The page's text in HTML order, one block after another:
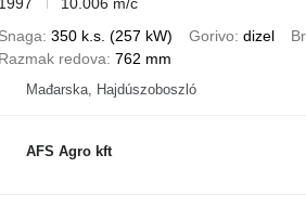
Snaga 350 k.s. (257 kW) Gorivo dizel
Razmak redova 762 mm
Mađarska, Hajdúszoboszló
AFS Agro kft